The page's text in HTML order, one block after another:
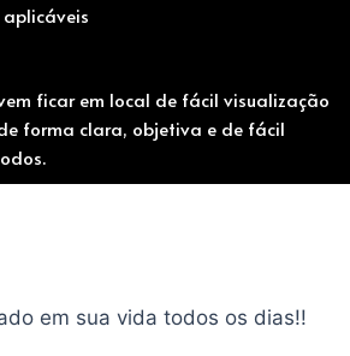
aplicáveis
ficar em local de fácil visualização
forma clara, objetiva e de fácil
em sua vida todos os dias!!